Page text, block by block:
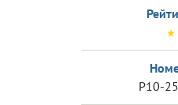
Р10-